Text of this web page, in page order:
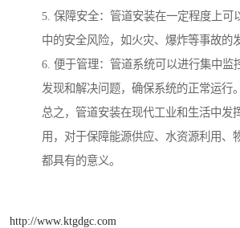
5. 保障安全：管道安装在一定程度上可
中的安全风险，如火灾、爆炸等事故的
6. 便于管理：管道系统可以进行集中监
发现和解决问题，确保系统的正常运行。
总之，管道安装在现代工业和生活中发
用，对于保障能源供应、水资源利用、
都具有的意义。
http://www.ktgdgc.com